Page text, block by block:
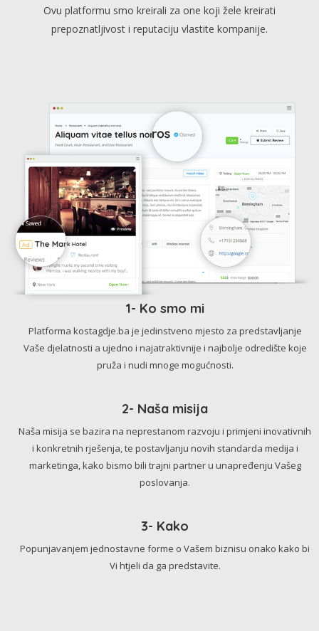
Ovu platformu smo kreirali za one koji žele kreirati
prepoznatljivost i reputaciju vlastite kompanije.
1- Ko smo mi
Platforma kostagdje.ba je jedinstveno mjesto za predstavljanje
Vaše djelatnosti a ujedno i najatraktivnije i najbolje odredište koje
pruža i nudi mnoge mogućnosti.
2- Naša misija
Naša misija se bazira na neprestanom razvoju i primjeni inovativnih
i konkretnih rješenja, te postavljanju novih standarda medija i
marketinga, kako bismo bili trajni partner u unapređenju Vašeg
poslovanja.
3- Kako
Popunjavanjem jednostavne forme o Vašem biznisu onako kako bi
Vi htjeli da ga predstavite.